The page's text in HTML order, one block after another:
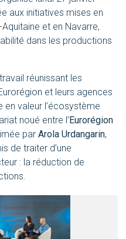
aux initiatives mises en
et en Navarre,
dans les productions
réunissant les
et leurs agences
en valeur l’écosystème
noué entre l’ Eurorégion
par Arola Urdangarin,
de traiter d’une
: la réduction de